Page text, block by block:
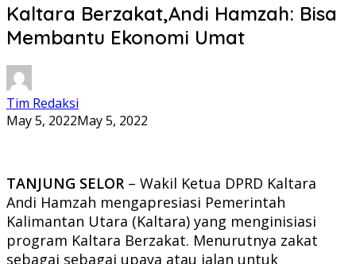
Kaltara Berzakat,Andi Hamzah: Bisa
Membantu Ekonomi Umat
Tim Redaksi
May 5, 2022May 5, 2022
TANJUNG SELOR – Wakil Ketua DPRD Kaltara
Andi Hamzah mengapresiasi Pemerintah
Kalimantan Utara (Kaltara) yang menginisiasi
program Kaltara Berzakat. Menurutnya zakat
sebagai sebagai upaya atau jalan untuk